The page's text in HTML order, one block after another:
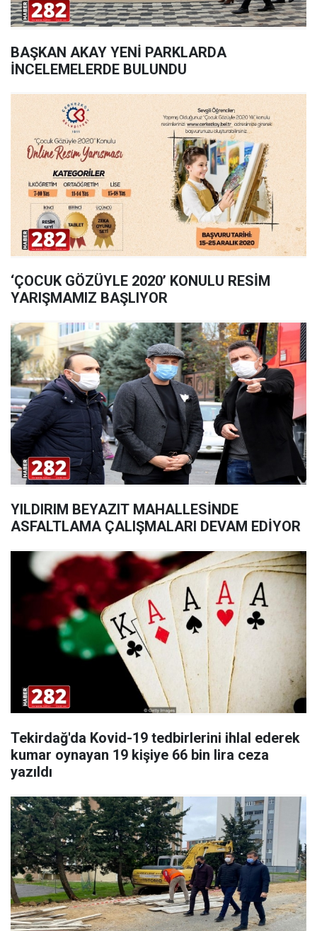
BAŞKAN AKAY YENİ PARKLARDA
İNCELEMELERDE BULUNDU
‘ÇOCUK GÖZÜYLE 2020’ KONULU RESİM
YARIŞMAMIZ BAŞLIYOR
YILDIRIM BEYAZIT MAHALLESİNDE
ASFALTLAMA ÇALIŞMALARI DEVAM EDİYOR
Tekirdağ'da Kovid-19 tedbirlerini ihlal ederek
kumar oynayan 19 kişiye 66 bin lira ceza
yazıldı